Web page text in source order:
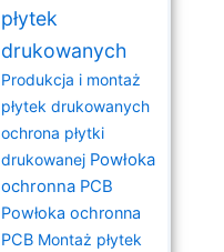
płytek
drukowanych
Produkcja i montaż
płytek drukowanych
ochrona płytki
drukowanej Powłoka
ochronna PCB
Powłoka ochronna
PCB Montaż płytek